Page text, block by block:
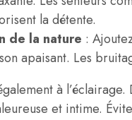
la détente.
de la nature :
apaisant. Les
à
et intime.